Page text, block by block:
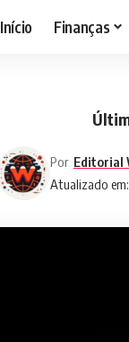
Início Finanças
Atualizado
Por Editorial